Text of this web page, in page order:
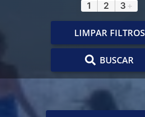
1 2 3 +
LIMPAR FILTROS
BUSCAR